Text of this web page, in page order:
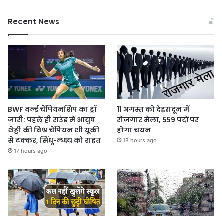
Recent News
BWF वर्ल्ड चैंपियनशिप का ड्रॉ
जारी: पहले ही राउंड में आयुष
शेट्टी की विश्व चैंपियन शी यूकी
से टक्कर, सिंधू-लक्ष्य को राहत
17 hours ago
11 अगस्त को देहरादून में
रोजगार मेला, 559 पदों पर
होगा चयन
18 hours ago